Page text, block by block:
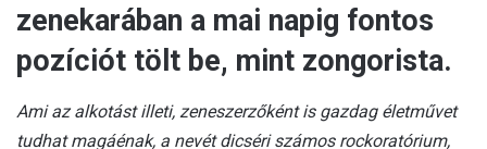
zenekarában a mai napig fontos
pozíciót tölt be, mint zongorista.
Ami az alkotást illeti, zeneszerzőként is gazdag életművet
tudhat magáénak, a nevét dicséri számos rockoratórium,